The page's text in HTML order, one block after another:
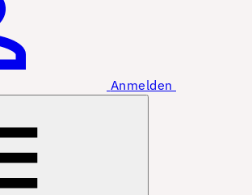
Anmelden